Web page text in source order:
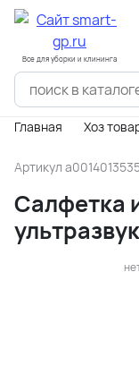
Все для уборки и клининга
Главная Хоз
Артикул
Салфетка